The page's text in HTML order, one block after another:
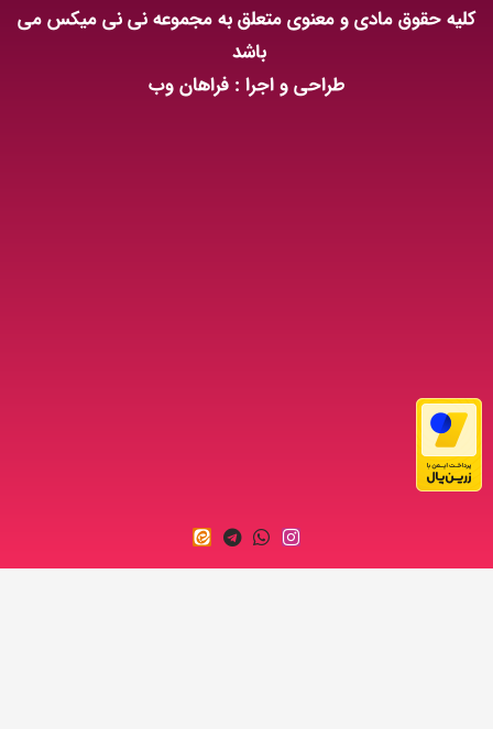
کلیه حقوق مادی و معنوی متعلق به مجموعه نی نی میکس می
باشد
طراحی و اجرا : فراهان وب